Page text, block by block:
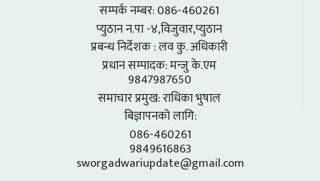
सम्पर्क नम्बर: 086-460261
प्युठान न.पा -४,विजुवार,प्युठान
प्रबन्ध निर्देशक : लव कु. अधिकारी
प्रधान सम्पादक: मन्जु के.एम
9847987650
समाचार प्रमुख: राधिका भुषाल
बिज्ञापनको लागि:
086-460261
9849616863
sworgadwariupdate@gmail.com